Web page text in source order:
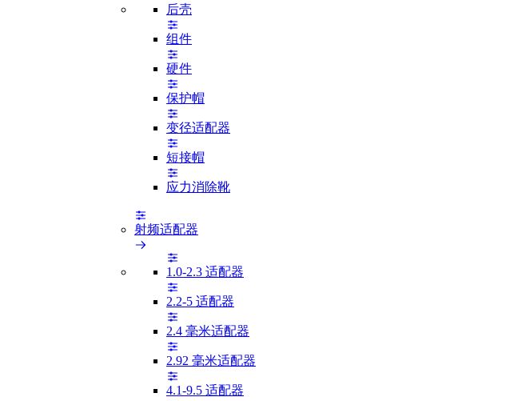
后壳
组件
硬件
保护帽
变径适配器
短接帽
应力消除靴
射频适配器
1.0-2.3 适配器
2.2-5 适配器
2.4 毫米适配器
2.92 毫米适配器
4.1-9.5 适配器